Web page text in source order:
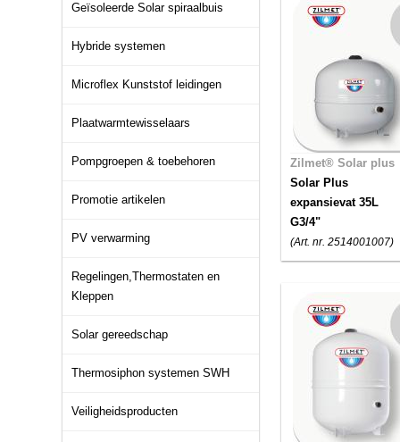
Geïsoleerde Solar spiraalbuis
Hybride systemen
Microflex Kunststof leidingen
Plaatwarmtewisselaars
Pompgroepen & toebehoren
Promotie artikelen
PV verwarming
Regelingen,Thermostaten en
Kleppen
Solar gereedschap
Thermosiphon systemen SWH
Veiligheidsproducten
Zilmet® Solar plus
Solar Plus
expansievat 35L
G3/4"
(Art. nr. 2514001007)